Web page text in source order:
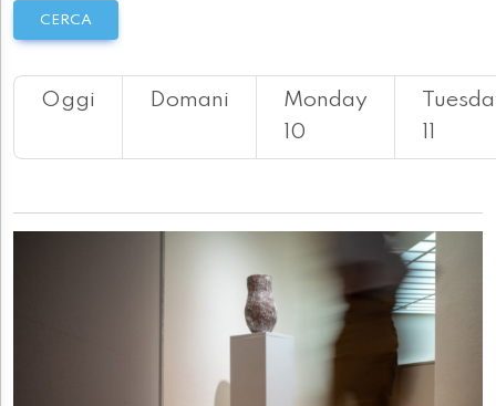
CERCA
Oggi Domani
Monday
10
11